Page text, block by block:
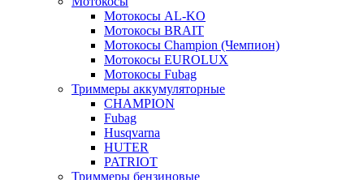
Мотокосы AL-KO
Мотокосы BRAIT
Мотокосы Champion (Чемпион)
Мотокосы EUROLUX
Мотокосы Fubag
Триммеры аккумуляторные
CHAMPION
Fubag
Husqvarna
HUTER
PATRIOT
Триммеры бензиновые